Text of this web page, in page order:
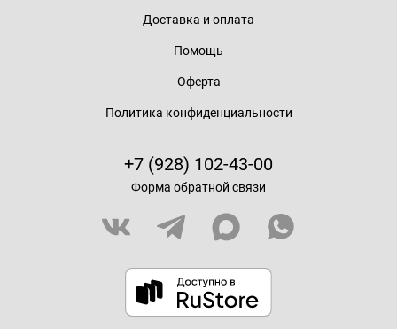
Доставка и оплата
Помощь
Оферта
Политика конфиденциальности
+7 (928) 102-43-00
Форма обратной связи